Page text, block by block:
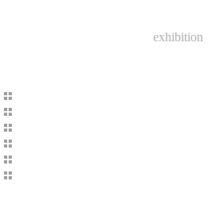
exhibition